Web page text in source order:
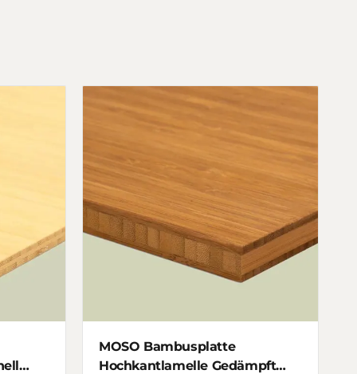
MOSO Bambusplatte
Hochkantlamelle Gedämpft